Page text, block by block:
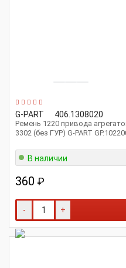
G-PART 406.1308020
Ремень 1220 привода
3302 (без ГУР) G-PART
В наличии
360 ₽
- +